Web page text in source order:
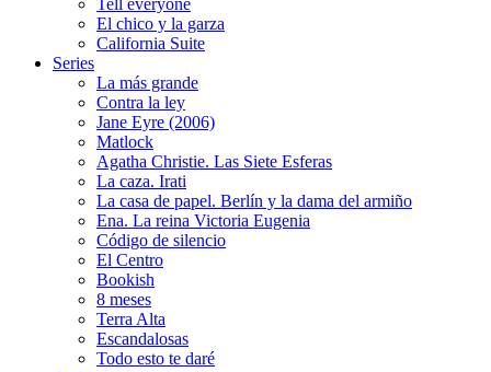
Tell everyone
El chico y la garza
California Suite
Series
La más grande
Contra la ley
Jane Eyre (2006)
Matlock
Agatha Christie. Las Siete Esferas
La caza. Irati
La casa de papel. Berlín y la dama del armiño
Ena. La reina Victoria Eugenia
Código de silencio
El Centro
Bookish
8 meses
Terra Alta
Escandalosas
Todo esto te daré